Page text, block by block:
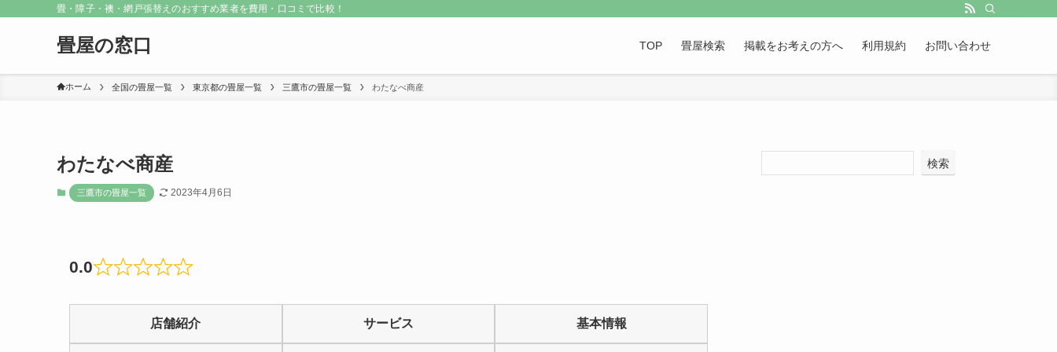
畳・障子・襖・網戸張替えのおすすめ業者を費用・口コミで比較！
畳屋の窓口 TOP 畳屋検索 掲載をお考えの方へ 利用規約 お問い合わせ
ホーム 全国の畳屋一覧 東京都の畳屋一覧 三鷹市の畳屋一覧 わたなべ商産
わたなべ商産
三鷹市の畳屋一覧 2023年4月6日
0.0
Rated
0
out
店舗紹介 サービス 基本情報
検索